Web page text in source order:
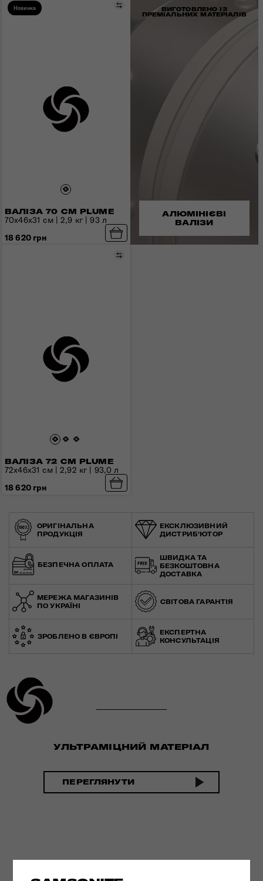
Новинка
ВАЛІЗА 70 СМ PLUME
Порівняти
70х46х31 см | 2,9 кг | 93 л
18 620 грн
ВАЛІЗА 72 СМ PLUME
Порівняти
72x46x31 см | 2,92 кг | 93,0 л
18 620 грн
ВИГОТОВЛЕНО ІЗ
ПРЕМІАЛЬНИХ МАТЕРІАЛІВ
АЛЮМІНІЄВІ
ВАЛІЗИ
ОРИГІНАЛЬНА
ПРОДУКЦІЯ
ЕКСКЛЮЗИВНИЙ
ДИСТРИБ'ЮТОР
БЕЗПЕЧНА ОПЛАТА
ШВИДКА ТА
БЕЗКОШТОВНА
ДОСТАВКА
МЕРЕЖА МАГАЗИНІВ
ПО УКРАЇНІ
СВІТОВА ГАРАНТІЯ
ЗРОБЛЕНО В ЄВРОПІ
ЕКСПЕРТНА
КОНСУЛЬТАЦІЯ
УЛЬТРАМІЦНИЙ МАТЕРІАЛ
ПЕРЕГЛЯНУТИ